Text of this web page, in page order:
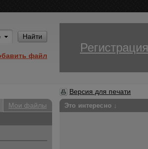
Найти
файл
Регистрация
Версия для печати
Мои файлы
Это интересно ↓